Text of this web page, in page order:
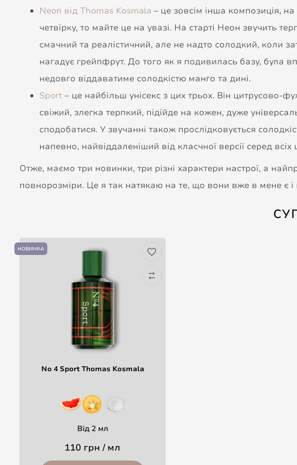
Neon від Thomas Kosmala – це зовсім інша композиція,
четвірку, то майте це на увазі. На старті Неон звучить
смачний та реалістичний, але не надто солодкий, коли
нагадує грейпфрут. До того як я подивилась базу, була
недовго віддаватиме солодкістю манго та дині.
Sport – це найбільш унісекс з цих трьох. Він
свіжий, злегка терпкий, підійде на кожен, дуже
сподобатися. У звучанні також прослідковується
напевно, найвіддаленіший від класчної версії серед
Отже, маємо три новинки, три різні характери настрої, а
повнорозміри. Це я так натякаю на те, що вони вже в мене є
НОВИНКА
No 4 Sport Thomas Kosmala
Від 2 мл
110 грн / мл